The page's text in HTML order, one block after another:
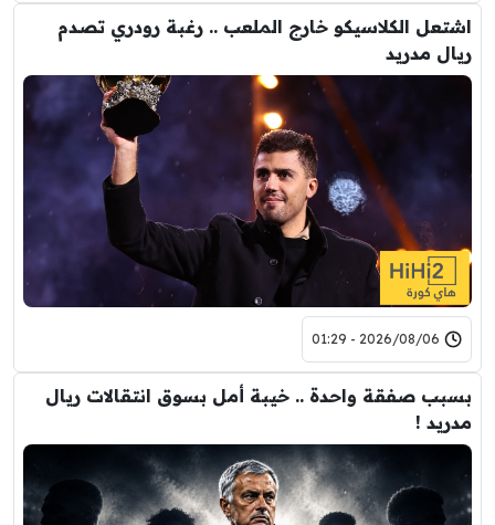
اشتعل الكلاسيكو خارج الملعب .. رغبة رودري تصدم
ريال مدريد
2026/08/06 - 01:29
بسبب صفقة واحدة .. خيبة أمل بسوق انتقالات ريال
مدريد !